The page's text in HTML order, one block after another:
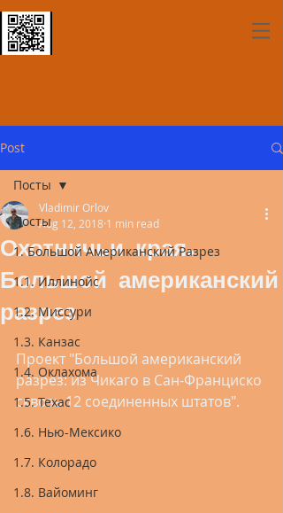
Post
Посты
1. Большой Американский Разрез
1.1. Иллинойс
1.2. Миссури
1.3. Канзас
1.4. Оклахома
1.5. Техас
1.6. Нью-Мексико
1.7. Колорадо
1.8. Вайоминг
Посты
Охотничьи края.
Большой американский
разрез
Vladimir Orlov
Aug 12, 2018 1 min read
Проект "Большой американский
разрез: из Чикаго в Сан-Франциско
сквозь 12 соединенных штатов".